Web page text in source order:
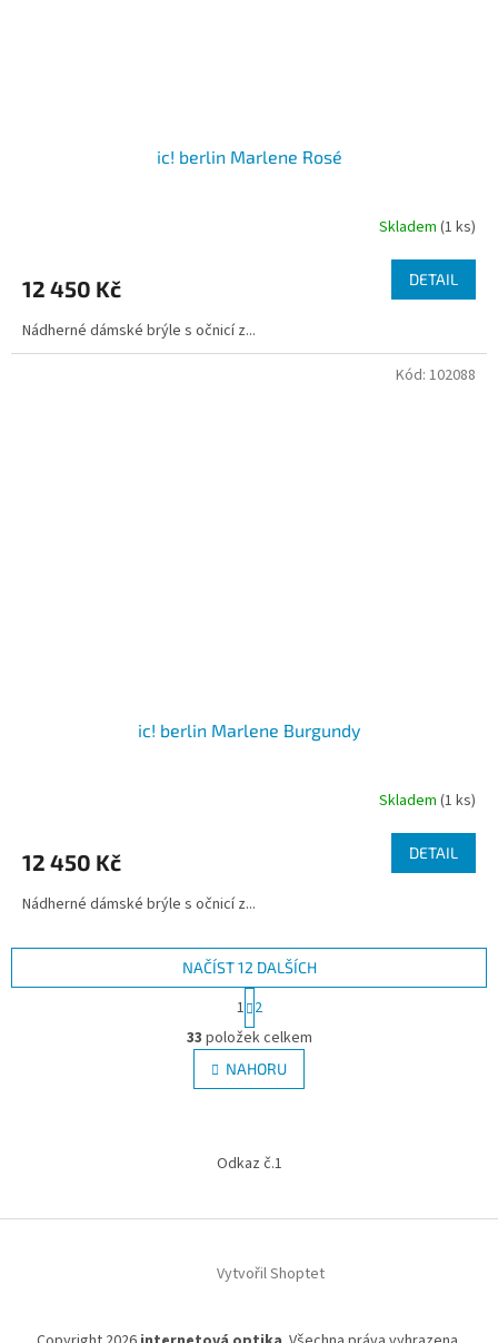
ic! berlin Marlene Rosé
Skladem (1 ks)
12 450 Kč DETAIL
Nádherné dámské brýle s očnicí z...
ic! berlin Marlene Burgundy
Skladem (1 ks)
12 450 Kč DETAIL
Nádherné dámské brýle s očnicí z...
Kód: 102088
O
v
l
á
í
r
y
NAČÍST 12 DALŠÍCH
S
t
r
á
n
k
n
1 2
33 položek celkem
NAHORU
Odkaz č.1
Vytvořil Shoptet